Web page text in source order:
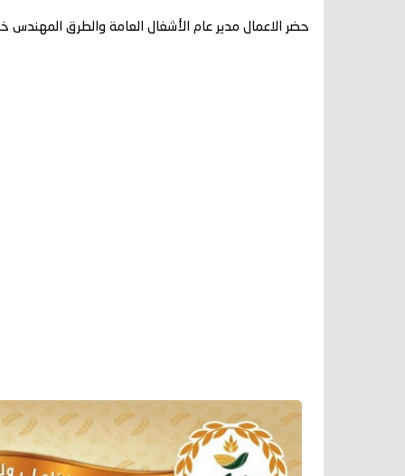
حضر الاعمال مدير عام الأشغال العامة والطرق المهندس